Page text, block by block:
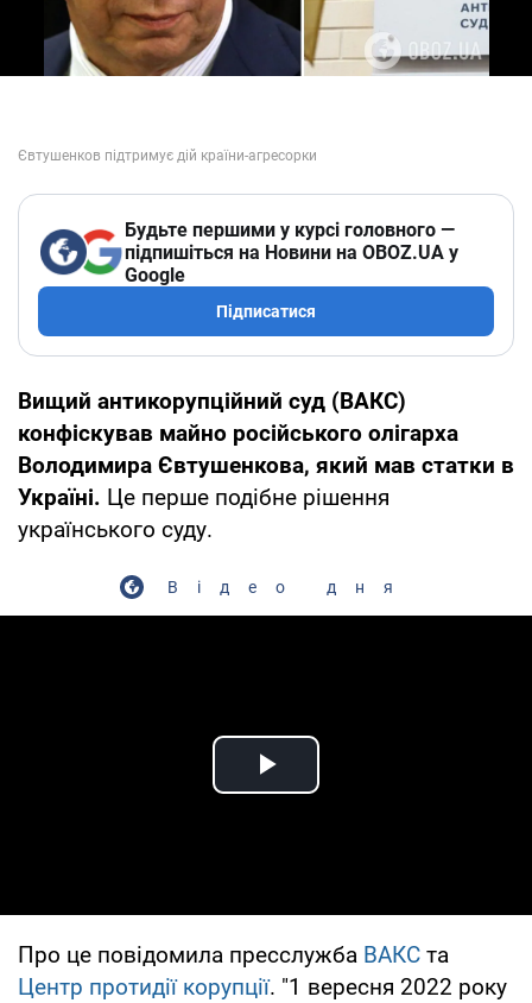
Будьте першими у курсі головного —
підпишіться на Новини на OBOZ.UA у
Google
Підписатися
Вищий антикорупційний суд (ВАКС)
конфіскував майно російського олігарха
Володимира Євтушенкова, який мав статки в
Україні. Це перше подібне рішення
українського суду.
Відео дня
Play Video
Про це повідомила пресслужба ВАКС та
Центр протидії корупції. "1 вересня 2022 року